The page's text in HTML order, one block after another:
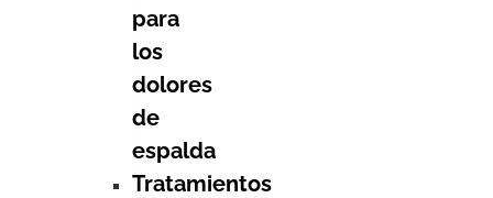
para
los
dolores
de
espalda
Tratamientos